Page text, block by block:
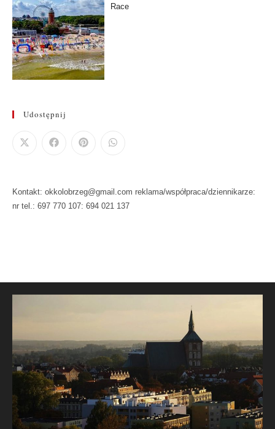
Race
Udostępnij
Kontakt: okkolobrzeg@gmail.com reklama/współpraca/dziennikarze:
nr tel.: 697 770 107: 694 021 137